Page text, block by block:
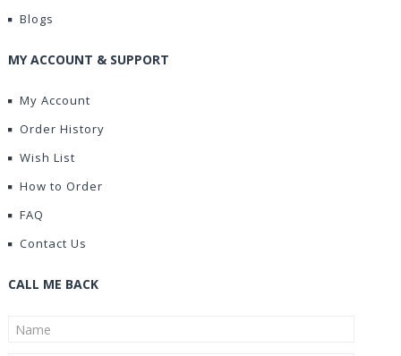
Blogs
MY ACCOUNT & SUPPORT
My Account
Order History
Wish List
How to Order
FAQ
Contact Us
CALL ME BACK